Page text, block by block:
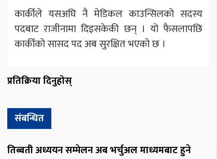
कार्कीले यसअघि नै मेडिकल काउन्सिलको सदस्य
पदबाट राजीनामा दिइसकेकी छन् । यो फैसलापछि
कार्कीको सासद पद अब सुरक्षित भएको छ ।
प्रतिक्रिया दिनुहोस्
संबन्धित
तिब्बती अध्ययन सम्मेलन अब भर्चुअल माध्यमबाट हुने